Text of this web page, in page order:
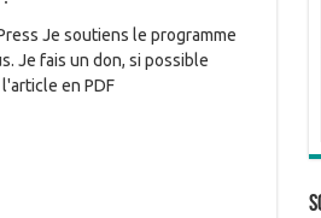
Je soutiens le programme
Je fais un don, si possible
en PDF